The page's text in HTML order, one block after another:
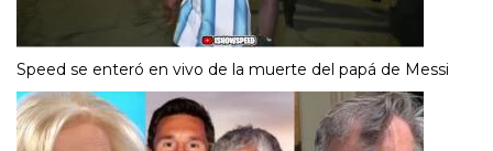
Speed se enteró en vivo de la muerte del papá de Messi